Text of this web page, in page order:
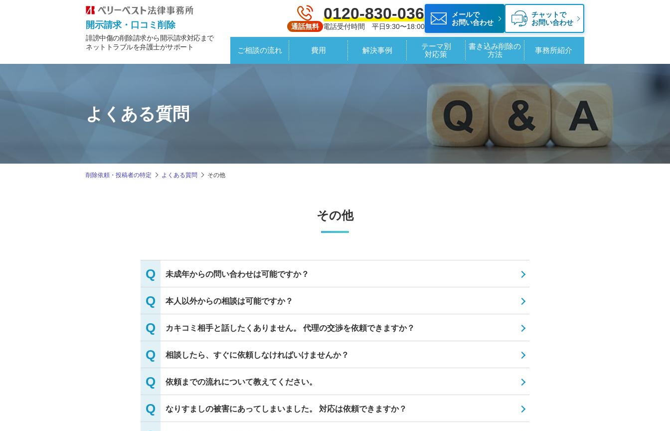
開示請求・口コミ削除
誹謗中傷の削除請求から開示請求対応まで
ネットトラブルを弁護士がサポート
通話無料
0120-830-036
電話受付時間 平日9:30〜18:00
メールで
お問い合わせ
チャットで
お問い合わせ
ご相談の流れ 費用 解決事例
テーマ別
対応策
書き込み削除の
方法
事務所紹介
よくある質問
削除依頼・投稿者の特定 よくある質問 その他
その他
未成年からの問い合わせは可能ですか？
本人以外からの相談は可能ですか？
カキコミ相手と話したくありません。 代理の交渉を依頼できますか？
相談したら、すぐに依頼しなければいけませんか？
依頼までの流れについて教えてください。
なりすましの被害にあってしまいました。 対応は依頼できますか？